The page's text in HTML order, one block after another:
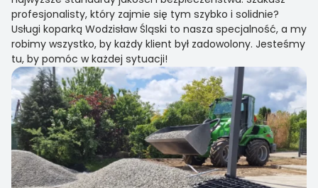
profesjonalisty, który zajmie się tym szybko i solidnie?
Usługi koparką Wodzisław Śląski to nasza specjalność, a my
robimy wszystko, by każdy klient był zadowolony. Jesteśmy
tu, by pomóc w każdej sytuacji!